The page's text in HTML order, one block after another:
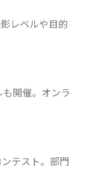
レベルや目的
開催。オンラ
テスト。部門